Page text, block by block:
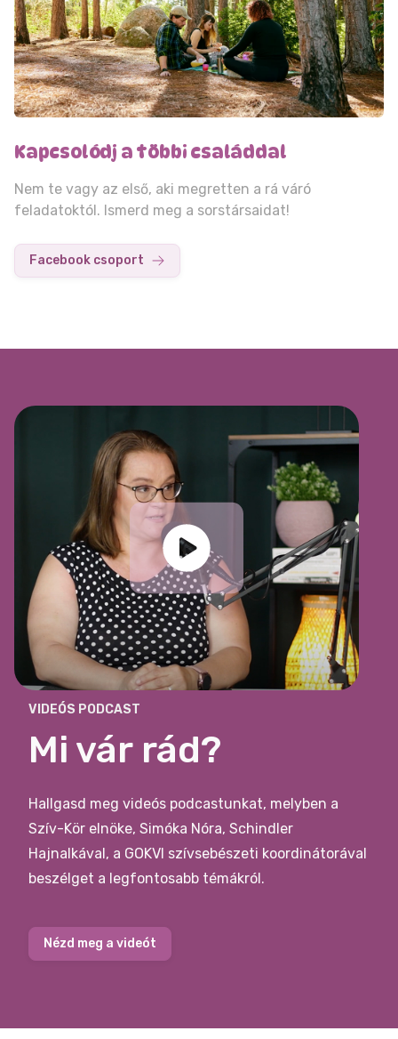
Kapcsolódj a többi családdal
Nem te vagy az első, aki megretten a rá váró
feladatoktól. Ismerd meg a sorstársaidat!
Facebook csoport
VIDEÓS PODCAST
Mi vár rád?
Hallgasd meg videós podcastunkat, melyben a
Szív-Kör elnöke, Simóka Nóra, Schindler
Hajnalkával, a GOKVI szívsebészeti koordinátorával
beszélget a legfontosabb témákról.
Nézd meg a videót